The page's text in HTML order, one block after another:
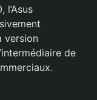
version
de